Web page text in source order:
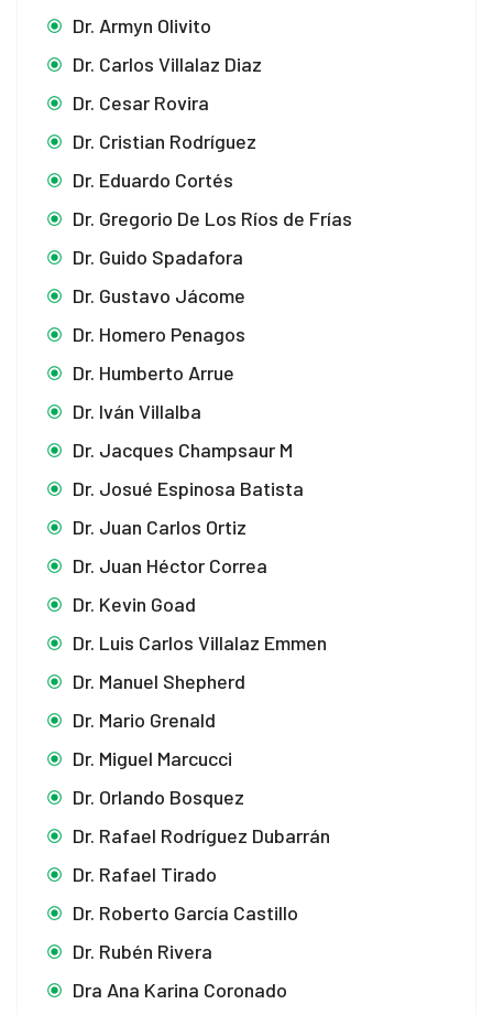
Dr. Armyn Olivito
Dr. Carlos Villalaz Diaz
Dr. Cesar Rovira
Dr. Cristian Rodríguez
Dr. Eduardo Cortés
Dr. Gregorio De Los Ríos de Frías
Dr. Guido Spadafora
Dr. Gustavo Jácome
Dr. Homero Penagos
Dr. Humberto Arrue
Dr. Iván Villalba
Dr. Jacques Champsaur M
Dr. Josué Espinosa Batista
Dr. Juan Carlos Ortiz
Dr. Juan Héctor Correa
Dr. Kevin Goad
Dr. Luis Carlos Villalaz Emmen
Dr. Manuel Shepherd
Dr. Mario Grenald
Dr. Miguel Marcucci
Dr. Orlando Bosquez
Dr. Rafael Rodríguez Dubarrán
Dr. Rafael Tirado
Dr. Roberto García Castillo
Dr. Rubén Rivera
Dra Ana Karina Coronado